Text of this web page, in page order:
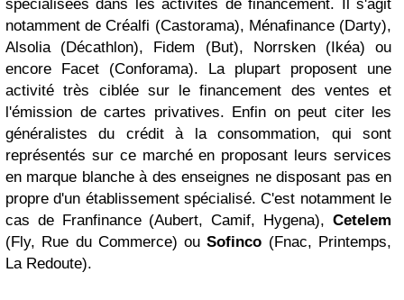
spécialisées dans les activités de financement. Il s'agit
notamment de Créalfi (Castorama), Ménafinance (Darty),
Alsolia (Décathlon), Fidem (But), Norrsken (Ikéa) ou
encore Facet (Conforama). La plupart proposent une
activité très ciblée sur le financement des ventes et
l'émission de cartes privatives. Enfin on peut citer les
généralistes du crédit à la consommation, qui sont
représentés sur ce marché en proposant leurs services
en marque blanche à des enseignes ne disposant pas en
propre d'un établissement spécialisé. C'est notamment le
cas de Franfinance (Aubert, Camif, Hygena), Cetelem
(Fly, Rue du Commerce) ouSofinco (Fnac, Printemps,
La Redoute).